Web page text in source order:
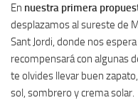
En nuestra primera
desplazamos al sureste de
Sant Jordi, donde nos
recompensará con algunas
te olvides llevar buen
sol, sombrero y crema solar.